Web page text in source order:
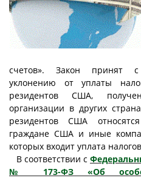
счетов». Закон принят с
уклонению от уплаты
резидентов США,
организации в других
резидентов США
граждане США и иные
которых входит уплата
В соответствии с
№ 173-ФЗ «Об